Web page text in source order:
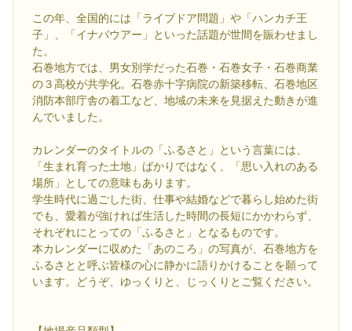
この年、全国的には「ライブドア問題」や「ハンカチ王
子」、「イナバウアー」といった話題が世間を賑わせまし
た。
石巻地方では、男女別学だった石巻・石巻女子・石巻商業
の３高校が共学化。石巻赤十字病院の新築移転、石巻地区
消防本部庁舎の着工など、地域の未来を見据えた動きが進
んでいました。
カレンダーのタイトルの「ふるさと」という言葉には、
「生まれ育った土地」ばかりではなく、「思い入れのある
場所」としての意味もあります。
学生時代に過ごした街、仕事や結婚などで暮らし始めた街
でも、愛着が強ければ生活した時間の長短にかかわらず、
それぞれにとっての「ふるさと」となるものです。
本カレンダーに収めた「あのころ」の写真が、石巻地方を
ふるさとと呼ぶ皆様の心に静かに語りかけることを願って
います。どうぞ、ゆっくりと、じっくりとご覧ください。